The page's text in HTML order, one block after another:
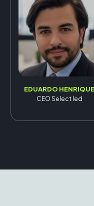
EDUARDO HENRIQUE
CEO Select led